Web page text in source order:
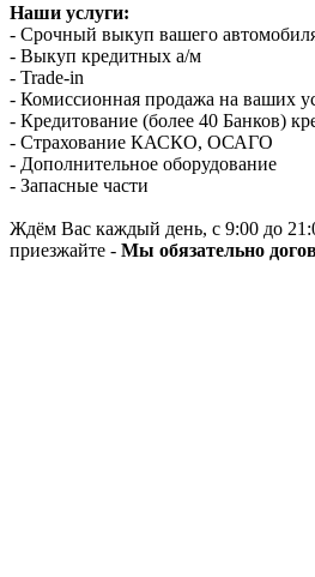
Наши услуги:
- Срочный выкуп вашего
- Выкуп кредитных а/м
- Trade-in
- Комиссионная продажа на ваших
- Кредитование (более 40 Банков)
- Страхование КАСКО, ОСАГО
- Дополнительное оборудование
- Запасные части
Ждём Вас каждый день, с 9:00 до
приезжайте - Мы обязательно